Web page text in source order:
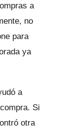
a
no
para
ya
a
Si
otra